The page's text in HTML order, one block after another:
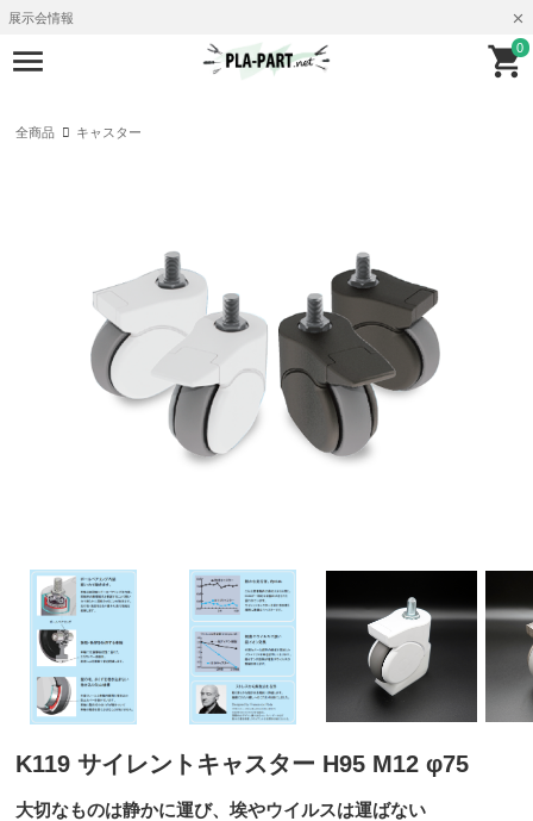
展示会情報
0
全商品 キャスター
K119 サイレントキャスター H95 M12 φ75
大切なものは静かに運び、埃やウイルスは運ばない